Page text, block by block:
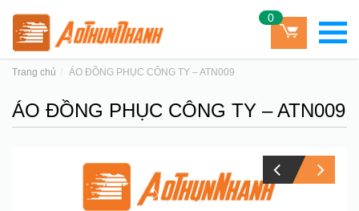
0
Trang chủ ÁO ĐỒNG PHỤC CÔNG TY – ATN009
ÁO ĐỒNG PHỤC CÔNG TY – ATN009